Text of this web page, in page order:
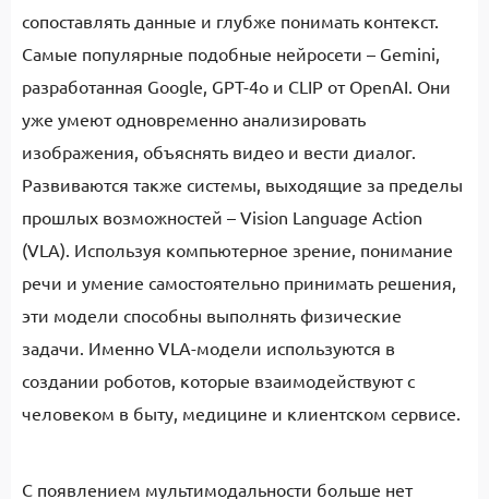
сопоставлять данные и глубже понимать контекст.
Самые популярные подобные нейросети – Gemini,
разработанная Google, GPT-4o и CLIP от OpenAI. Они
уже умеют одновременно анализировать
изображения, объяснять видео и вести диалог.
Развиваются также системы, выходящие за пределы
прошлых возможностей – Vision Language Action
(VLA). Используя компьютерное зрение, понимание
речи и умение самостоятельно принимать решения,
эти модели способны выполнять физические
задачи. Именно VLA-модели используются в
создании роботов, которые взаимодействуют с
человеком в быту, медицине и клиентском сервисе.
С появлением мультимодальности больше нет